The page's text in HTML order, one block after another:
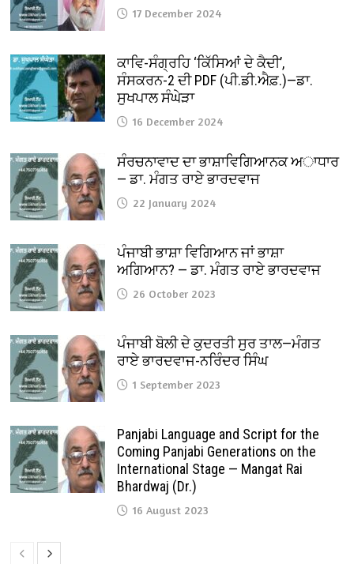
17 December 2024
ਕਾਵਿ-ਸੰਗ੍ਰਹਿ ‘ਕਿੱਸਿਆਂ ਦੇ ਕੈਦੀ’,
ਸੰਸਕਰਨ-2 ਦੀ PDF (ਪੀ.ਡੀ.ਐਫ਼.)—ਡਾ.
ਸੁਖਪਾਲ ਸੰਘੇੜਾ
16 December 2024
ਸੰਰਚਨਾਵਾਦ ਦਾ ਭਾਸ਼ਾਵਿਗਿਆਨਕ ਅਾਧਾਰ
— ਡਾ. ਮੰਗਤ ਰਾਏ ਭਾਰਦਵਾਜ
22 January 2024
ਪੰਜਾਬੀ ਭਾਸ਼ਾ ਵਿਗਿਆਨ ਜਾਂ ਭਾਸ਼ਾ
ਅਗਿਆਨ? — ਡਾ. ਮੰਗਤ ਰਾਏ ਭਾਰਦਵਾਜ
26 October 2023
ਪੰਜਾਬੀ ਬੋਲੀ ਦੇ ਕੁਦਰਤੀ ਸੁਰ ਤਾਲ—ਮੰਗਤ
ਰਾਏ ਭਾਰਦਵਾਜ-ਨਰਿੰਦਰ ਸਿੰਘ
1 September 2023
Panjabi Language and Script for the
Coming Panjabi Generations on the
International Stage — Mangat Rai
Bhardwaj (Dr.)
16 August 2023